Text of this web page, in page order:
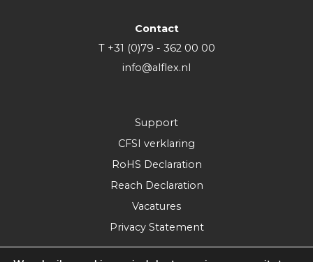
Contact
T +31 (0)79 - 362 00 00
info@alflex.nl
Support
CFSI verklaring
RoHS Declaration
Reach Declaration
Vacatures
Privacy Statement